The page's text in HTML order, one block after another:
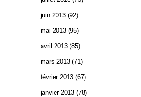
juin 2013 (92)
mai 2013 (95)
avril 2013 (85)
mars 2013 (71)
février 2013 (67)
janvier 2013 (78)